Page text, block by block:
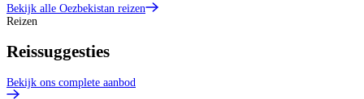
Bekijk alle Oezbekistan reizen
Reizen
Reissuggesties
Bekijk ons complete aanbod